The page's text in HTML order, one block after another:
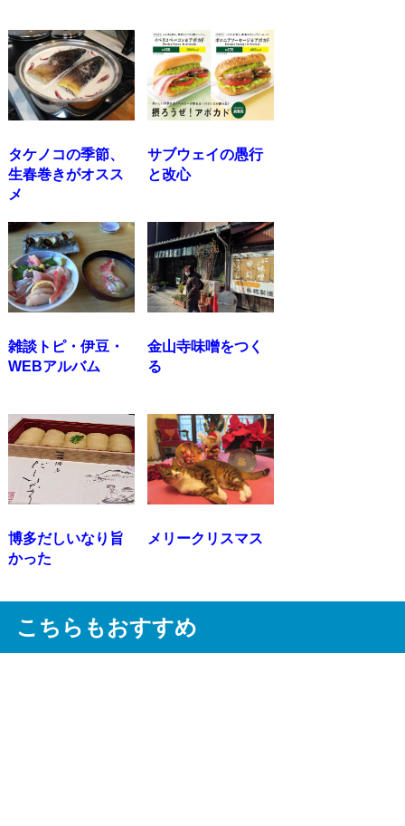
タケノコの季節、
生春巻きがオスス
メ
サブウェイの愚行
と改心
雑談トピ・伊豆・
WEBアルバム
金山寺味噌をつく
る
博多だしいなり旨
かった
メリークリスマス
こちらもおすすめ